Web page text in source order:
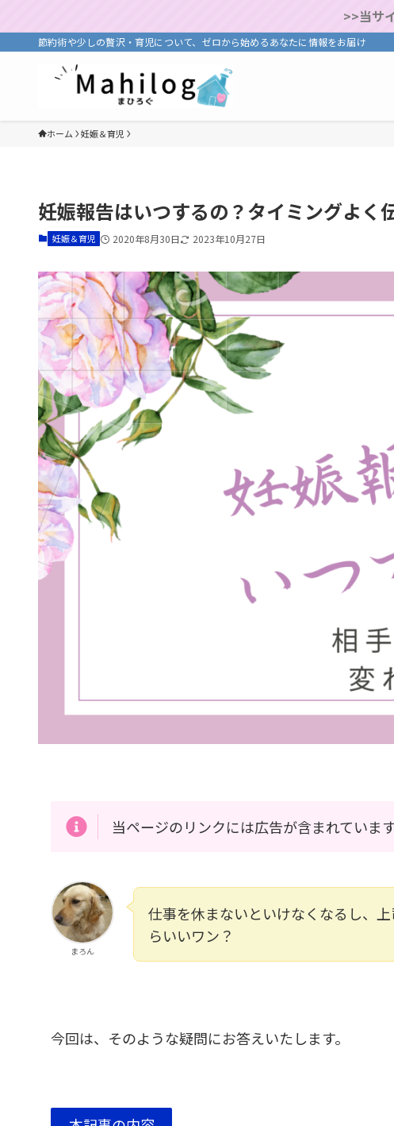
>>当サ
節約術や少しの贅沢・育児について、ゼロから始めるあなたに情報をお届け
ホーム 妊娠＆育児
妊娠報告はいつするの？タイミングよく
妊娠＆育児 2020年8月30日 2023年10月27日
当ページのリンクには広告が含まれています
まろん
仕事を休まないといけなくなるし、
らいいワン？
今回は、そのような疑問にお答えいたします。